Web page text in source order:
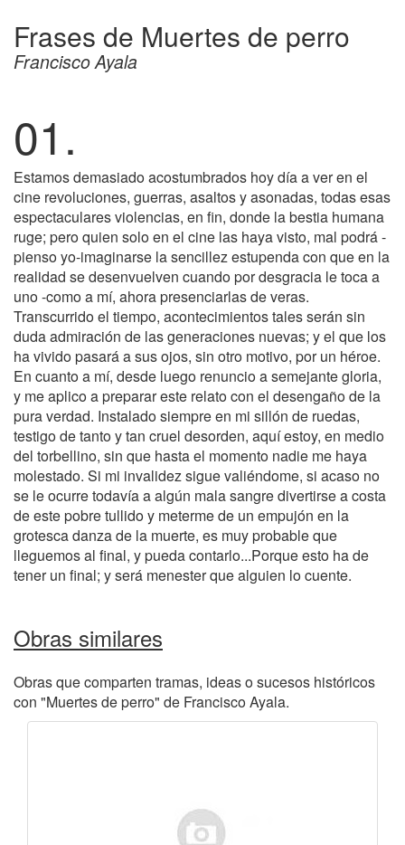
Frases de Muertes de perro
Francisco Ayala
01.
Estamos demasiado acostumbrados hoy día a ver en el
cine revoluciones, guerras, asaltos y asonadas, todas esas
espectaculares violencias, en fin, donde la bestia humana
ruge; pero quien solo en el cine las haya visto, mal podrá -
pienso yo-imaginarse la sencillez estupenda con que en la
realidad se desenvuelven cuando por desgracia le toca a
uno -como a mí, ahora presenciarlas de veras.
Transcurrido el tiempo, acontecimientos tales serán sin
duda admiración de las generaciones nuevas; y el que los
ha vivido pasará a sus ojos, sin otro motivo, por un héroe.
En cuanto a mí, desde luego renuncio a semejante gloria,
y me aplico a preparar este relato con el desengaño de la
pura verdad. Instalado siempre en mi sillón de ruedas,
testigo de tanto y tan cruel desorden, aquí estoy, en medio
del torbellino, sin que hasta el momento nadie me haya
molestado. Si mi invalidez sigue valiéndome, si acaso no
se le ocurre todavía a algún mala sangre divertirse a costa
de este pobre tullido y meterme de un empujón en la
grotesca danza de la muerte, es muy probable que
lleguemos al final, y pueda contarlo...Porque esto ha de
tener un final; y será menester que alguien lo cuente.
Obras similares
Obras que comparten tramas, ideas o sucesos históricos
con "Muertes de perro" de Francisco Ayala.